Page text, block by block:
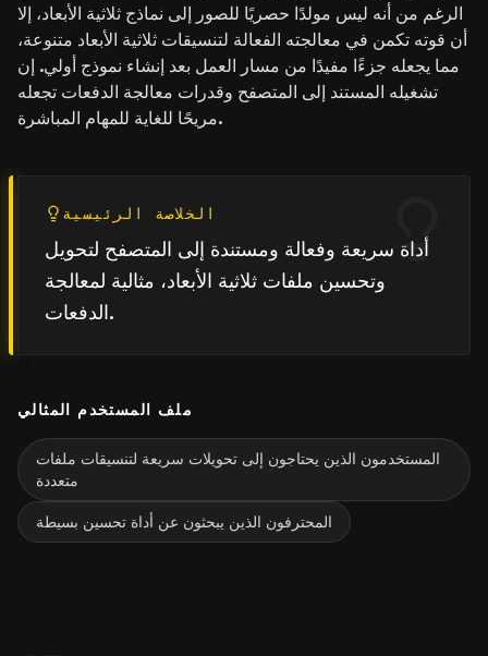
الرغم من أنه ليس مولدًا حصريًا للصور إلى نماذج ثلاثية الأبعاد، إلا
أن قوته تكمن في معالجته الفعالة لتنسيقات ثلاثية الأبعاد متنوعة،
مما يجعله جزءًا مفيدًا من مسار العمل بعد إنشاء نموذج أولي. إن
تشغيله المستند إلى المتصفح وقدرات معالجة الدفعات تجعله
مريحًا للغاية للمهام المباشرة.
الخلاصة الرئيسية
أداة سريعة وفعالة ومستندة إلى المتصفح لتحويل
وتحسين ملفات ثلاثية الأبعاد، مثالية لمعالجة
الدفعات.
ملف المستخدم المثالي
المستخدمون الذين يحتاجون إلى تحويلات سريعة لتنسيقات ملفات
متعددة
المحترفون الذين يبحثون عن أداة تحسين بسيطة